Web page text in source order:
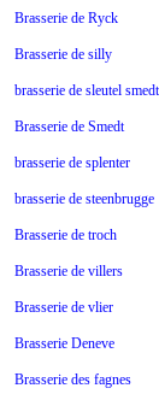
Brasserie de Ryck
Brasserie de silly
brasserie de sleutel
Brasserie de Smedt
brasserie de splenter
brasserie de steenbrugge
Brasserie de troch
Brasserie de villers
Brasserie de vlier
Brasserie Deneve
Brasserie des fagnes